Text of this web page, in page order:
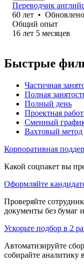
Переводчик
60 лет • Обновлено
Общий опыт
16 лет 5 месяцев
Быстрые
Частичная
Полная
Полный день
Проектная
Сменный
Вахтовый метод
Корпоративная
Какой соцпакет вы
Оформляйте
Проверяйте
документы без бумаг
Ускорьте подбор в 2
Автоматизируйте
собирайте аналитику